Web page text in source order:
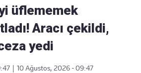
üflememek
Aracı çekildi,
yedi
10 Ağustos, 2026 - 09:47